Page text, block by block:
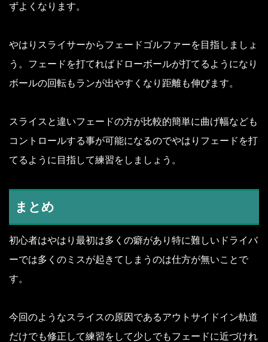
ずよくなります。
やはりスライサーからフェードゴルファーを目指しましょ
う。フェードを打てればドローボールが打てるようになり
ボールの回転もランが出やすくなり距離も伸びます。
スライスと違いフェードの方が比較的簡単に曲げ幅なども
コントロールする事が可能になるのでやはりフェードを打
てるように目指して練習をしましょう。
まとめ
初心者はやはり最初は多くの癖があり特に難しいドライバ
ーでは多くのミスが起きてしまうのは仕方が無いことで
す。
今回のようなスライスの原因であるアウトサイドイン軌道
だけでも修正して練習をして少しでもフェードに近づけれ